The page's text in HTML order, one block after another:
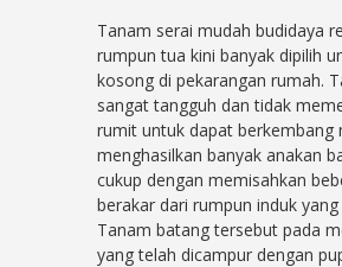
Tanam serai mudah budidaya
rumpun tua kini banyak dipilih
kosong di pekarangan rumah.
sangat tangguh dan tidak
rumit untuk dapat berkembang
menghasilkan banyak anakan
cukup dengan memisahkan
berakar dari rumpun induk
Tanam batang tersebut pada
yang telah dicampur dengan